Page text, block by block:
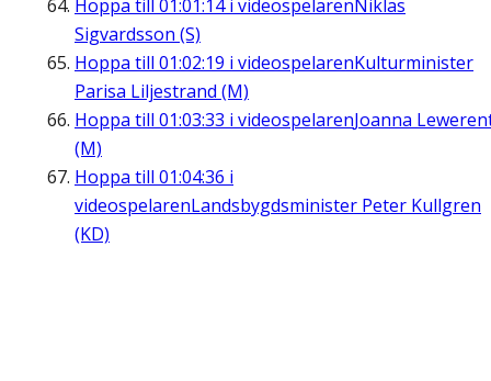
Hoppa till 01:01:14i videospelarenNiklas
Sigvardsson (S)
Hoppa till 01:02:19 i videospelarenKulturminister
Parisa Liljestrand (M)
Hoppa till 01:03:33 i videospelarenJoanna
(M)
Hoppa till 01:04:36 i
videospelarenLandsbygdsminister Peter Kullgren
(KD)